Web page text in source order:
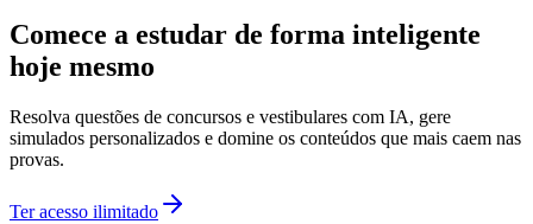
Comece a estudar de forma inteligente
hoje mesmo
Resolva questões de concursos e vestibulares com IA, gere
simulados personalizados e domine os conteúdos que mais caem nas
provas.
Ter acesso ilimitado